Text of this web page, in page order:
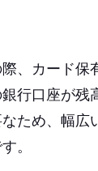
、カード保
行口座が
ため、幅
。